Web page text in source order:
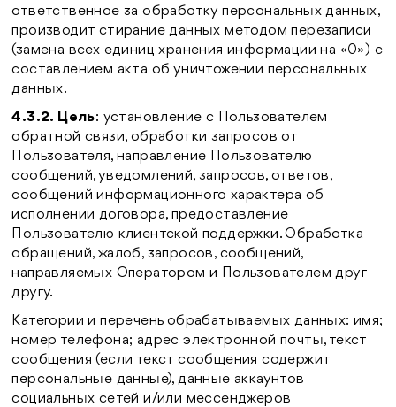
ответственное за обработку персональных данных,
производит стирание данных методом перезаписи
(замена всех единиц хранения информации на «0») с
составлением акта об уничтожении персональных
данных.
4.3.2. Цель: установление с Пользователем
обратной связи, обработки запросов от
Пользователя, направление Пользователю
сообщений, уведомлений, запросов, ответов,
сообщений информационного характера об
исполнении договора, предоставление
Пользователю клиентской поддержки. Обработка
обращений, жалоб, запросов, сообщений,
направляемых Оператором и Пользователем друг
другу.
Категории и перечень обрабатываемых данных: имя;
номер телефона; адрес электронной почты, текст
сообщения (если текст сообщения содержит
персональные данные), данные аккаунтов
социальных сетей и/или мессенджеров